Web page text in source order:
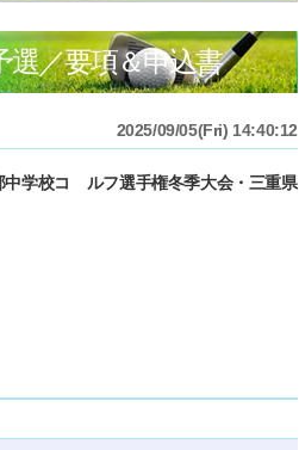
選／要項＆申込書
2025/09/05(Fri) 14:40:12
中学校コ゚ルフ選手権冬季大会・三重県